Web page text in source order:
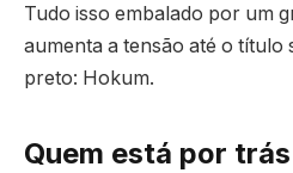
Tudo isso embalado por um
aumenta a tensão até o
preto: Hokum.
Quem está por